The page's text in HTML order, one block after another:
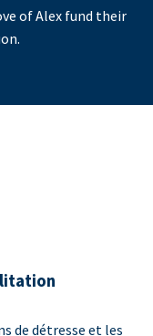
of Alex fund their
de détresse et les